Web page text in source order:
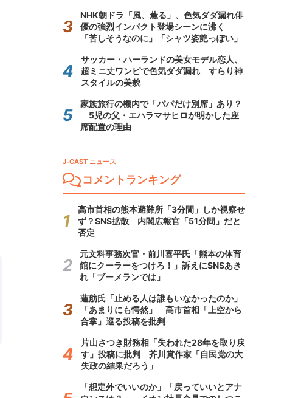
NHK朝ドラ「風、薫る」、色気ダダ漏れ俳
優の強烈インパクト登場シーンに沸く
「苦しそうなのに」「シャツ姿艶っぽい」
サッカー・ハーランドの美女モデル恋人、
超ミニ丈ワンピで色気ダダ漏れ すらり神
スタイルの美貌
家族旅行の機内で「パパだけ別席」あり？
5児の父・エハラマサヒロが明かした座
席配置の理由
J-CAST ニュース
コメントランキング
高市首相の熊本避難所「3分間」しか視察せ
ず？SNS拡散 内閣広報官「51分間」だと
否定
元文科事務次官・前川喜平氏「熊本の体育
館にクーラーをつけろ！」訴えにSNSあき
れ「ブーメランでは」
蓮舫氏「止める人は誰もいなかったのか」
「あまりにも愕然」 高市首相「上空から
合掌」巡る投稿を批判
片山さつき財務相「失われた28年を取り戻
す」投稿に批判 芥川賞作家「自民党の大
失政の結果だろう」
「想定外でいいのか」「戻っていいとアナ